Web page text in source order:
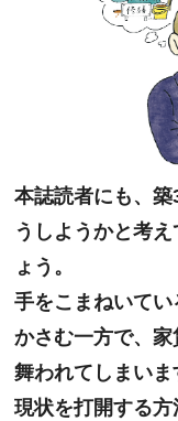
本誌読者にも、
うしようかと考
ょう。
手をこまねいて
かさむ一方で、
舞われてしまいま
現状を打開する